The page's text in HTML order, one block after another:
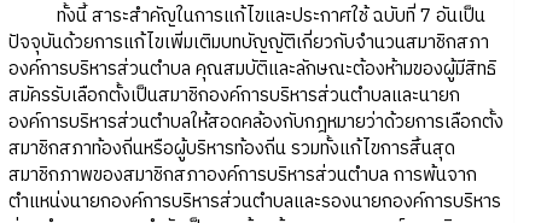
ทั้งนี้ สาระสำคัญในการแก้ไขและประกาศใช้ ฉบับที่ 7 อันเป็น
ปัจจุบันด้วยการแก้ไขเพิ่มเติมบทบัญญัติเกี่ยวกับจำนวนสมาชิกสภา
องค์การบริหารส่วนตำบล คุณสมบัติและลักษณะต้องห้ามของผู้มีสิทธิ
สมัครรับเลือกตั้งเป็นสมาชิกองค์การบริหารส่วนตำบลและนายก
องค์การบริหารส่วนตำบลให้สอดคล้องกับกฎหมายว่าด้วยการเลือกตั้ง
สมาชิกสภาท้องถิ่นหรือผู้บริหารท้องถิ่น รวมทั้งแก้ไขการสิ้นสุด
สมาชิกภาพของสมาชิกสภาองค์การบริหารส่วนตำบล การพ้นจาก
ตำแหน่งนายกองค์การบริหารส่วนตำบลและรองนายกองค์การบริหาร